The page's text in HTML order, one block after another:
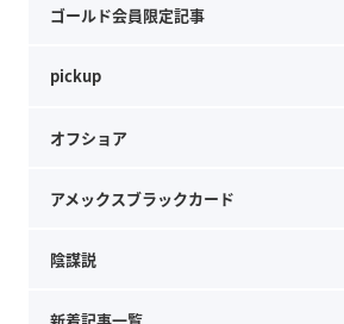
ゴールド会員限定記事
pickup
オフショア
アメックスブラックカード
陰謀説